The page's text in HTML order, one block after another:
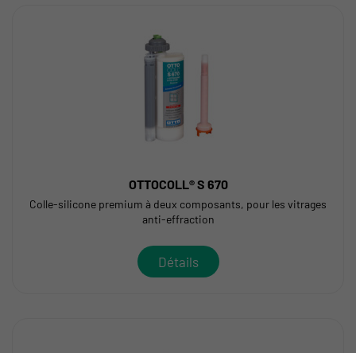
OTTOCOLL® S 670
Colle-silicone premium à deux composants, pour les vitrages
anti-effraction
Détails